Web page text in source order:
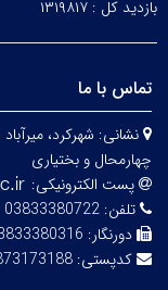
بازدید کل : ۱۳۱۹۸۱۷
تماس با ما
نشانی: شهرکرد،
چهارمحال و بختیاری
پست الکترونیکی:
تلفن: 03833380722
دورنگار:
کدپستی: